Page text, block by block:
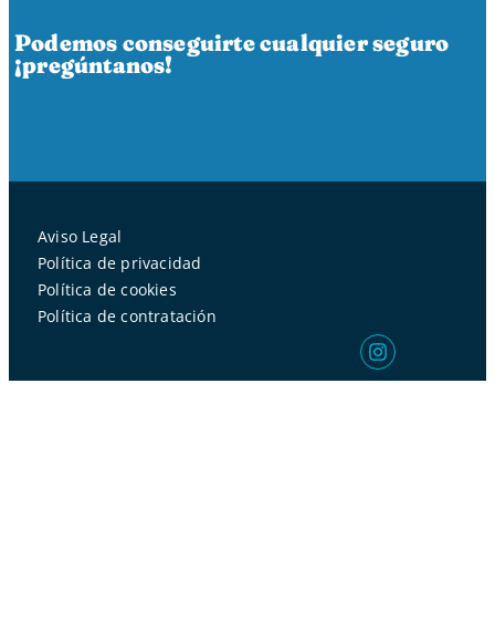
Podemos conseguirte cualquier seguro
¡pregúntanos!
Aviso Legal
Política de privacidad
Política de cookies
Política de contratación